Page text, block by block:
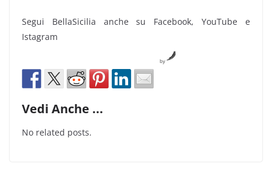
Segui BellaSicilia anche su Facebook, YouTube e
Istagram
by
Vedi Anche ...
No related posts.